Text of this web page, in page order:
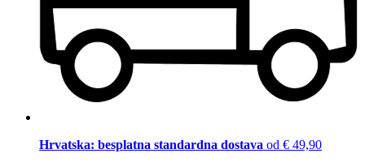
Hrvatska: besplatna standardna dostava od € 49,90